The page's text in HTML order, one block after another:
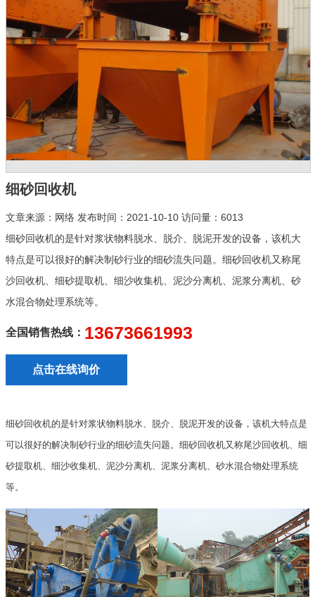
细砂回收机
文章来源：网络 发布时间：2021-10-10 访问量：6013
细砂回收机的是针对浆状物料脱水、脱介、脱泥开发的设备，该机大
特点是可以很好的解决制砂行业的细砂流失问题。细砂回收机又称尾
沙回收机、细砂提取机、细沙收集机、泥沙分离机、泥浆分离机、砂
水混合物处理系统等。
全国销售热线： 13673661993
点击在线询价
细砂回收机的是针对浆状物料脱水、脱介、脱泥开发的设备，该机大特点是
可以很好的解决制砂行业的细砂流失问题。细砂回收机又称尾沙回收机、细
砂提取机、细沙收集机、泥沙分离机、泥浆分离机、砂水混合物处理系统
等。